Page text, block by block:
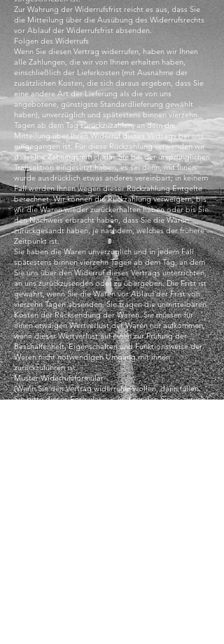
Zur Wahrung der Widerrufsfrist reicht es aus, dass Sie
die Mitteilung über die Ausübung des Widerrufsrechts
vor Ablauf der Widerrufsfrist absenden.
Folgen des Widerrufs
Wenn Sie diesen Vertrag widerrufen, haben wir Ihnen
alle Zahlungen, die wir von Ihnen erhalten haben,
einschließlich der Lieferkosten (mit Ausnahme der
zusätzlichen Kosten, die sich daraus ergeben, dass Sie
eine andere Art der Lieferung als die von uns
angebotene, günstigste Standardlieferung gewählt
haben), unverzüglich und spätestens binnen vierzehn
Tagen ab dem Tag zurückzuzahlen, an dem die
Mitteilung über Ihren Widerruf dieses Vertrags bei uns
eingegangen ist. Für diese Rückzahlung verwenden wir
dasselbe Zahlungsmittel, das Sie bei der ursprünglichen
Transaktion eingesetzt haben, es sei denn, mit Ihnen
wurde ausdrücklich etwas anderes vereinbart; in keinem
Fall werden Ihnen wegen dieser Rückzahlung Entgelte
berechnet. Wir können die Rückzahlung verweigern, bis
wir die Waren wieder zurückerhalten haben oder bis Sie
den Nachweis erbracht haben, dass Sie die Waren
zurückgesandt haben, je nachdem, welches der frühere
Zeitpunkt ist.
Sie haben die Waren unverzüglich und in jedem Fall
spätestens binnen vierzehn Tagen ab dem Tag, an dem
Sie uns über den Widerruf dieses Vertrags unterrichten,
an uns zurückzusenden oder zu übergeben. Die Frist ist
gewahrt, wenn Sie die Waren vor Ablauf der Frist von
vierzehn Tagen absenden. Sie tragen die unmittelbaren
Kosten der Rücksendung der Waren. Sie müssen für
einen etwaigen Wertverlust der Waren nur aufkommen,
wenn dieser Wertverlust auf einen zur Prüfung der
Beschaffenheit, Eigenschaften und Funktionsweise der
Waren nicht notwendigen Umgang mit ihnen
zurückzuführen ist.
Muster-Widerrufsformular
(Wenn Sie den Vertrag widerrufen wollen, dann füllen
Sie bitte dieses Formular aus und senden Sie es zurück.)